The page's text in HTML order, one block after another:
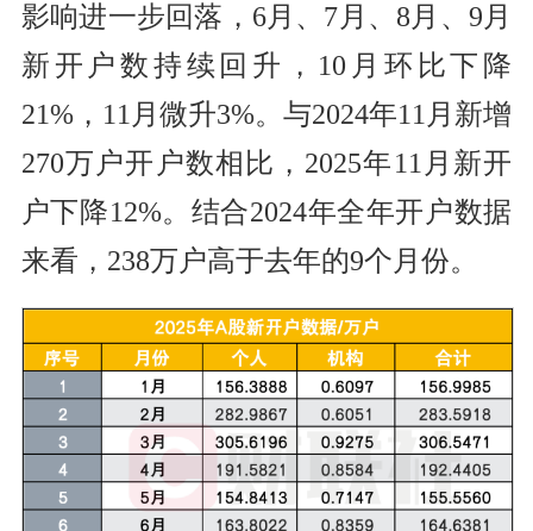
影响进一步回落，6月、7月、8月、9月
新开户数持续回升，10月环比下降
21%，11月微升3%。与2024年11月新增
270万户开户数相比，2025年11月新开
户下降12%。结合2024年全年开户数据
来看，238万户高于去年的9个月份。